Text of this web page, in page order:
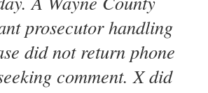
prosecutor handling
did not return phone
comment. X did